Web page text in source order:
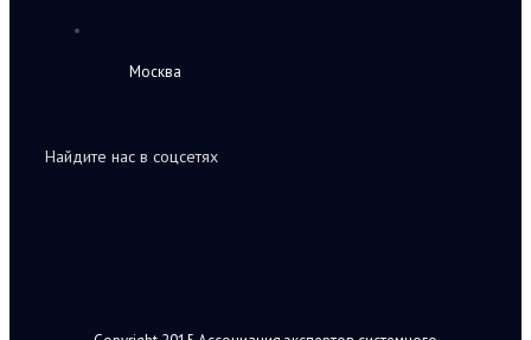
Москва
Найдите нас в соцсетях